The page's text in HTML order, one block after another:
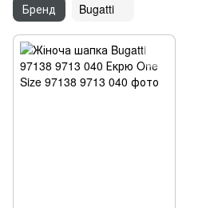
Бренд Bugatti